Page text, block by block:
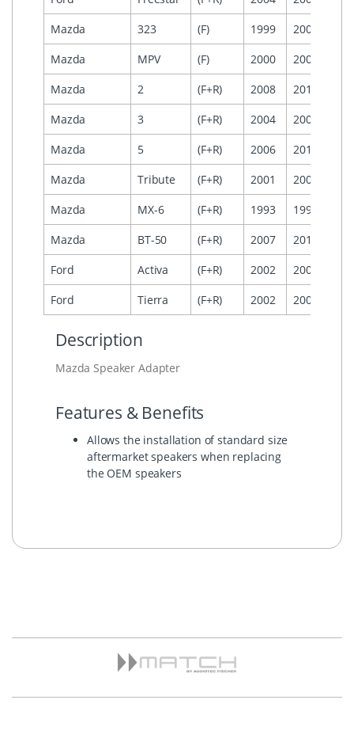
Mazda
323 (F) 1999
2001
Mazda
MPV (F) 2000
2007
Mazda
2 (F+R) 2008
2012
Mazda
3 (F+R) 2004
2009
Mazda
5 (F+R) 2006
2011
Mazda
Tribute (F+R) 2001
2009
Mazda
MX-6 (F+R) 1993
1997
Mazda
BT-50 (F+R) 2007
2012
Ford
Activa (F+R) 2002
2007
Ford
Tierra (F+R) 2002 2007
Description
Mazda Speaker Adapter
Features & Benefits
Allows the installation of standard size
aftermarket speakers when replacing
the OEM speakers